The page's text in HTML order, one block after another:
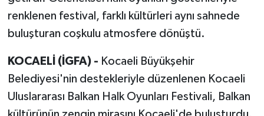
renklenen festival, farklı kültürleri aynı sahnede
buluşturan coşkulu atmosfere dönüştü.
KOCAELİ (İGFA) - Kocaeli Büyükşehir
Belediyesi'nin destekleriyle düzenlenen Kocaeli
Uluslararası Balkan Halk Oyunları Festivali, Balkan